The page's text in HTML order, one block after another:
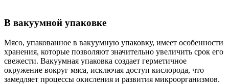
В вакуумной упаковке
Мясо, упакованное в вакуумную упаковку, имеет особенности
хранения, которые позволяют значительно увеличить срок его
свежести. Вакуумная упаковка создает герметичное
окружение вокруг мяса, исключая доступ кислорода, что
замедляет процессы окисления и развития микроорганизмов.